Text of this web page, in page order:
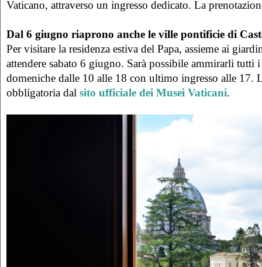
Vaticano, attraverso un ingresso dedicato. La
Dal 6 giugno riaprono anche le ville pontificie di
Per visitare la residenza estiva del Papa, assieme ai
attendere sabato 6 giugno. Sarà possibile ammirarli tutti i
domeniche dalle 10 alle 18 con ultimo ingresso alle 17.
obbligatoria dal sito ufficiale dei Musei Vaticani.